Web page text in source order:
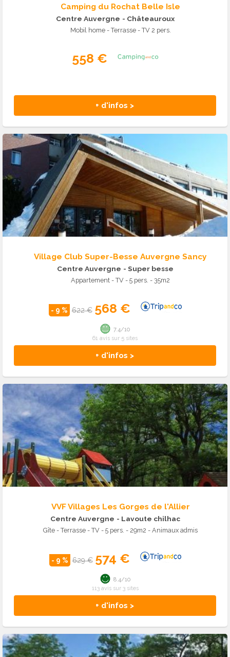
Camping du Rochat Belle Isle
Centre Auvergne - Châteauroux
Mobil home - Terrasse - TV 2 pers.
558 €
+ d'infos >
Village Club Super-Besse Auvergne Sancy
Centre Auvergne - Super besse
Appartement - TV - 5 pers. - 35m2
- 9 % 622 € 568 €
+ d'infos >
7.4/10
61 avis sur 5 sites
VVF Villages Les Gorges de l'Allier
Centre Auvergne - Lavoute chilhac
Gîte - Terrasse - TV - 5 pers. - 29m2 - Animaux admis
- 9 % 629 € 574 €
+ d'infos >
8.4/10
113 avis sur 3 sites